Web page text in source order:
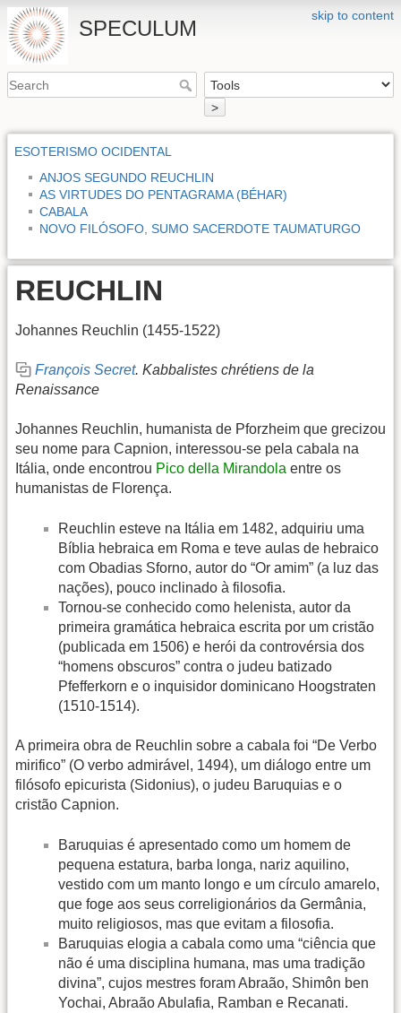
skip to content
SPECULUM
>
ESOTERISMO OCIDENTAL
ANJOS SEGUNDO REUCHLIN
AS VIRTUDES DO PENTAGRAMA (BÉHAR)
CABALA
NOVO FILÓSOFO, SUMO SACERDOTE TAUMATURGO
REUCHLIN
Johannes Reuchlin (1455-1522)
François Secret. Kabbalistes chrétiens de la
Renaissance
Johannes Reuchlin, humanista de Pforzheim que grecizou
seu nome para Capnion, interessou-se pela cabala na
Itália, onde encontrou Pico della Mirandola entre os
humanistas de Florença.
Reuchlin esteve na Itália em 1482, adquiriu uma
Bíblia hebraica em Roma e teve aulas de hebraico
com Obadias Sforno, autor do “Or amim” (a luz das
nações), pouco inclinado à filosofia.
Tornou-se conhecido como helenista, autor da
primeira gramática hebraica escrita por um cristão
(publicada em 1506) e herói da controvérsia dos
“homens obscuros” contra o judeu batizado
Pfefferkorn e o inquisidor dominicano Hoogstraten
(1510-1514).
A primeira obra de Reuchlin sobre a cabala foi “De Verbo
mirifico” (O verbo admirável, 1494), um diálogo entre um
filósofo epicurista (Sidonius), o judeu Baruquias e o
cristão Capnion.
Baruquias é apresentado como um homem de
pequena estatura, barba longa, nariz aquilino,
vestido com um manto longo e um círculo amarelo,
que foge aos seus correligionários da Germânia,
muito religiosos, mas que evitam a filosofia.
Baruquias elogia a cabala como uma “ciência que
não é uma disciplina humana, mas uma tradição
divina”, cujos mestres foram Abraão, Shimôn ben
Yochai, Abraão Abulafia, Ramban e Recanati.